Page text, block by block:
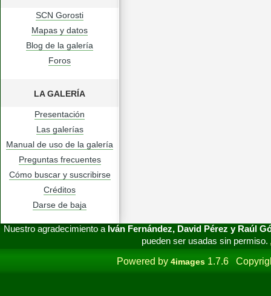
SCN Gorosti
Mapas y datos
Blog de la galería
Foros
LA GALERÍA
Presentación
Las galerías
Manual de uso de la galería
Preguntas frecuentes
Cómo buscar y suscribirse
Créditos
Darse de baja
Nuestro agradecimiento a Iván Fernández, David Pérez y Raúl
pueden ser usadas sin permiso.
Powered by 4images 1.7.6